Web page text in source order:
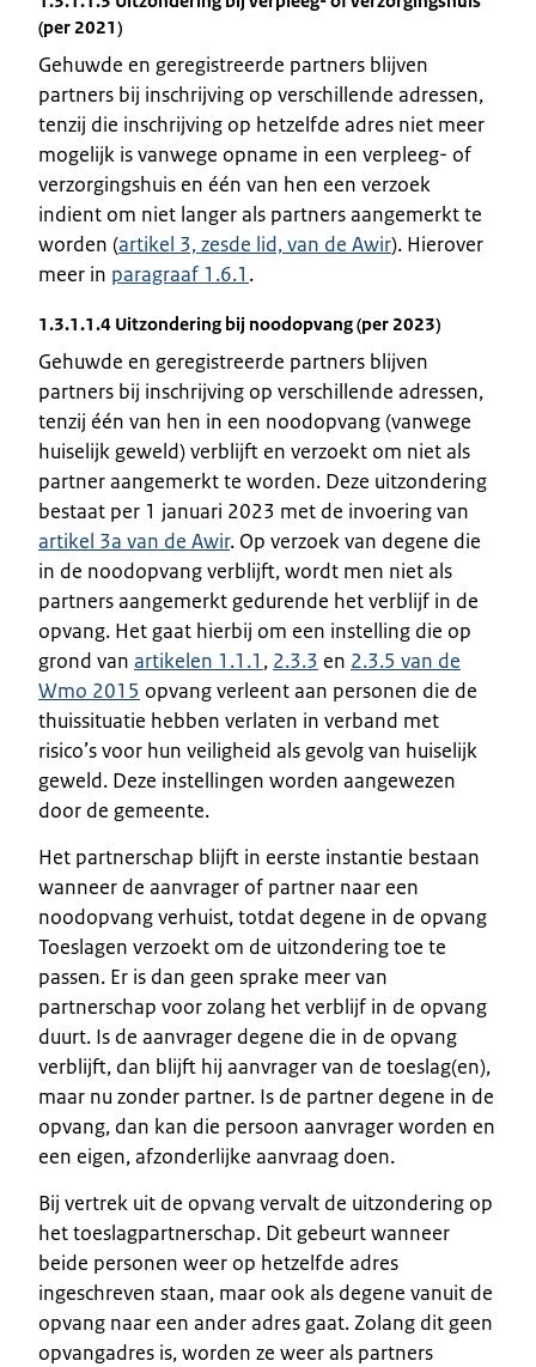
(per 2021)
Gehuwde en geregistreerde partners blijven
partners bij inschrijving op verschillende adressen,
tenzij die inschrijving op hetzelfde adres niet meer
mogelijk is vanwege opname in een verpleeg- of
verzorgingshuis en één van hen een verzoek
indient om niet langer als partners aangemerkt te
worden (artikel 3, zesde lid, van de Awir). Hierover
meer in paragraaf 1.6.1 .
1.3.1.1.4 Uitzondering bij noodopvang (per 2023)
Gehuwde en geregistreerde partners blijven
partners bij inschrijving op verschillende adressen,
tenzij één van hen in een noodopvang (vanwege
huiselijk geweld) verblijft en verzoekt om niet als
partner aangemerkt te worden. Deze uitzondering
bestaat per 1 januari 2023 met de invoering van
artikel 3a van de Awir. Op verzoek van degene die
in de noodopvang verblijft, wordt men niet als
partners aangemerkt gedurende het verblijf in de
opvang. Het gaat hierbij om een instelling die op
grond van artikelen 1.1.1 , 2.3.3 en 2.3.5 van de
Wmo 2015 opvang verleent aan personen die de
thuissituatie hebben verlaten in verband met
risico’s voor hun veiligheid als gevolg van huiselijk
geweld. Deze instellingen worden aangewezen
door de gemeente.
Het partnerschap blijft in eerste instantie bestaan
wanneer de aanvrager of partner naar een
noodopvang verhuist, totdat degene in de opvang
Toeslagen verzoekt om de uitzondering toe te
passen. Er is dan geen sprake meer van
partnerschap voor zolang het verblijf in de opvang
duurt. Is de aanvrager degene die in de opvang
verblijft, dan blijft hij aanvrager van de toeslag(en),
maar nu zonder partner. Is de partner degene in de
opvang, dan kan die persoon aanvrager worden en
een eigen, afzonderlijke aanvraag doen.
Bij vertrek uit de opvang vervalt de uitzondering op
het toeslagpartnerschap. Dit gebeurt wanneer
beide personen weer op hetzelfde adres
ingeschreven staan, maar ook als degene vanuit de
opvang naar een ander adres gaat. Zolang dit geen
opvangadres is, worden ze weer als partners